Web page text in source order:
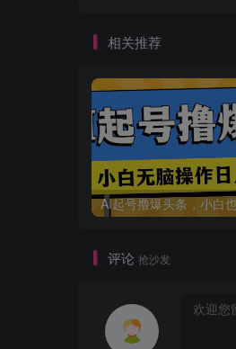
相关推荐
评论 抢沙发